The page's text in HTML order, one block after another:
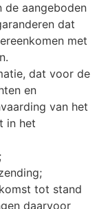
de aangeboden
dat
met
dat voor de
en
van het
in het
tot stand
daarvoor